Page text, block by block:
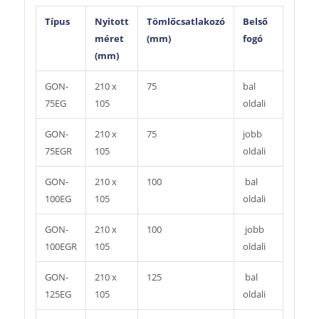
Típus
Nyitott
méret
(mm)
Tömlőcsatlakozó
(mm)
Belső
fogó
GON-
75EG
210 x
105
75
bal
oldali
GON-
75EGR
210 x
105
75
jobb
oldali
GON-
100EG
210 x
105
100
bal
oldali
GON-
100EGR
210 x
105
100
jobb
oldali
GON-
125EG
210 x
105
125
bal
oldali